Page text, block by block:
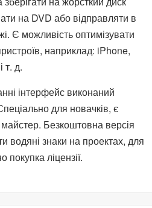
на DVD або відправляти в
Є можливість оптимізувати
наприклад: iPhone,
т. д.
інтерфейс виконаний
для новачків, є
Безкоштовна версія
водяні знаки на проектах, для
покупка ліцензії.